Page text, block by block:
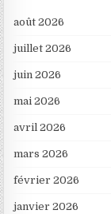
août 2026
juillet 2026
juin 2026
mai 2026
avril 2026
mars 2026
février 2026
janvier 2026